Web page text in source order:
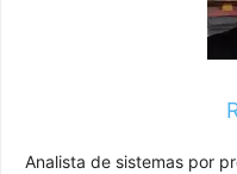
Analista de sistemas por